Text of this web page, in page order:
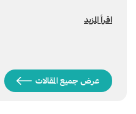
اقرأ المزيد
عرض جميع المقالات